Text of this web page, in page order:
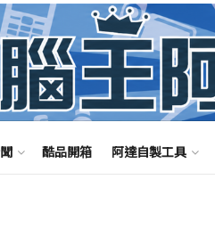
酷品開箱 阿達自製工具